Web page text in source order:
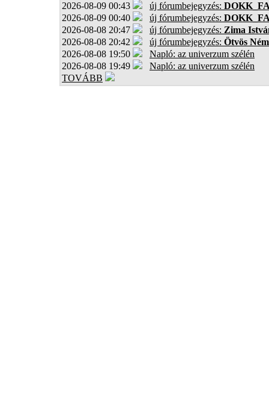
2026-08-09 00:43 új fórumbejegyzés:
2026-08-09 00:40
új fórumbejegyzés:
2026-08-08 20:47
új fórumbejegyzés: Zima
2026-08-08 20:42
új fórumbejegyzés: Ötvös
2026-08-08 19:50
Napló: az univerzum szélén
2026-08-08 19:49
Napló: az univerzum szélén
TOVÁBB